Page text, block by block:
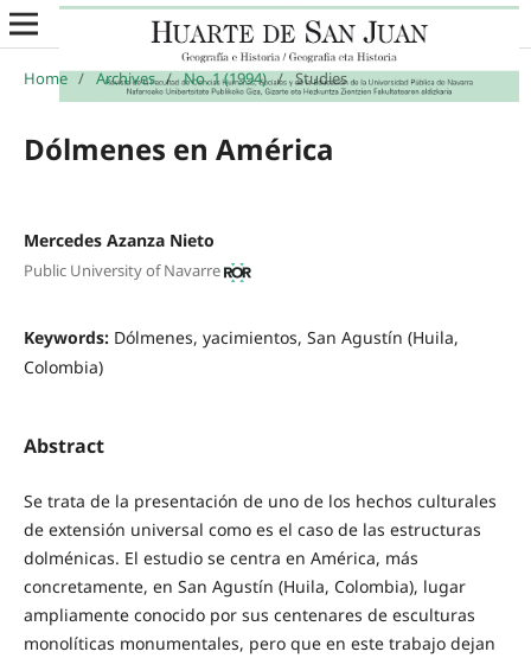
Home / Archives / No. 1 (1994) / Studies
Dólmenes en América
Mercedes Azanza Nieto
Public University of Navarre
Keywords: Dólmenes, yacimientos, San Agustín (Huila,
Colombia)
Abstract
Se trata de la presentación de uno de los hechos culturales
de extensión universal como es el caso de las estructuras
dolménicas. El estudio se centra en América, más
concretamente, en San Agustín (Huila, Colombia), lugar
ampliamente conocido por sus centenares de esculturas
monolíticas monumentales, pero que en este trabajo dejan